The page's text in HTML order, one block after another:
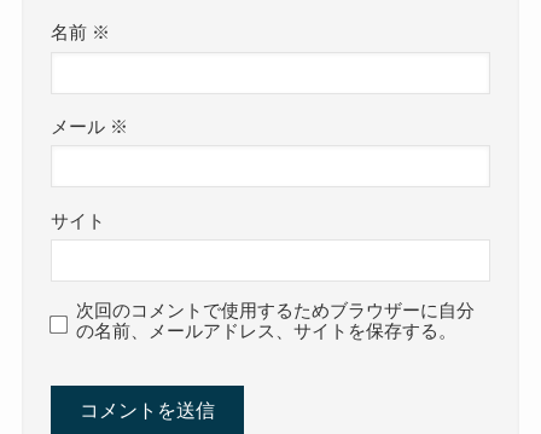
名前 ※
メール ※
サイト
次回のコメントで使用するためブラウザーに自分
の名前、メールアドレス、サイトを保存する。